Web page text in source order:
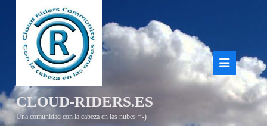
contenido
CLOUD-RIDERS.ES
Una comunidad con la cabeza en las nubes =-)
de